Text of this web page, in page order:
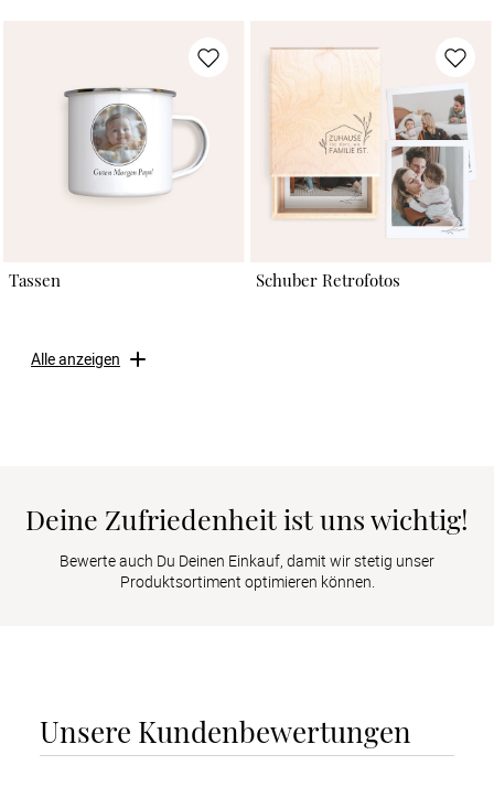
Tassen Schuber Retrofotos
Alle anzeigen
Deine Zufriedenheit ist uns wichtig!
Bewerte auch Du Deinen Einkauf, damit wir stetig unser
Produktsortiment optimieren können.
Unsere Kundenbewertungen